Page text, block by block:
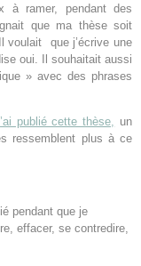
à ramer, pendant des
que ma thèse soit
voulait que j’écrive une
oui. Il souhaitait aussi
» avec des phrases
publié cette thèse, un
ressemblent plus à ce
pendant que je
effacer, se contredire,